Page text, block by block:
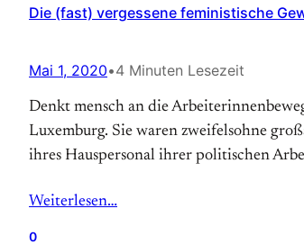
Die (fast) vergessene feministische
Mai 1, 2020•4 Minuten Lesezeit
Denkt mensch an die
Luxemburg. Sie waren zweifelsohne
ihres Hauspersonal ihrer politischen
Weiterlesen…
0